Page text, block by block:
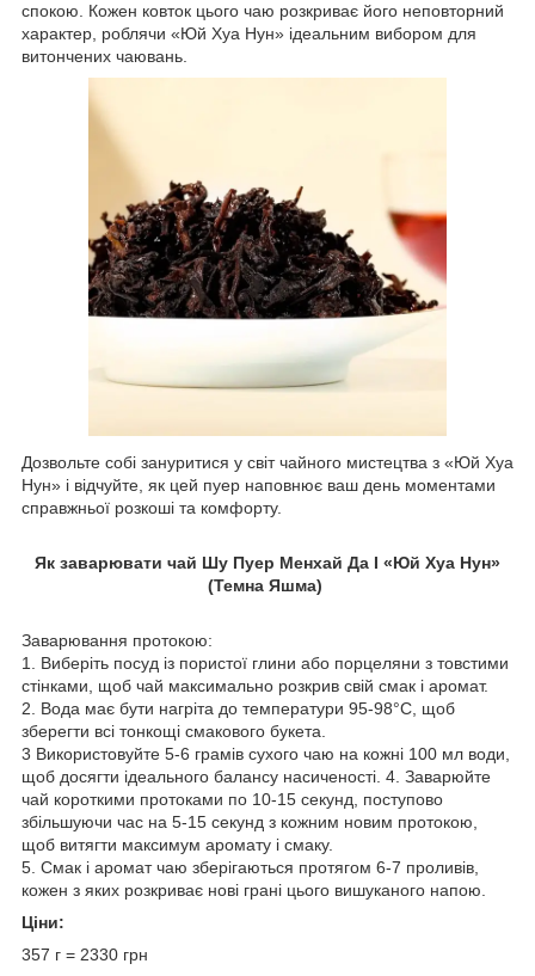
спокою. Кожен ковток цього чаю розкриває його неповторний
характер, роблячи «Юй Хуа Нун» ідеальним вибором для
витончених чаювань.
Дозвольте собі зануритися у світ чайного мистецтва з «Юй Хуа
Нун» і відчуйте, як цей пуер наповнює ваш день моментами
справжньої розкоші та комфорту.
Як заварювати чай Шу Пуер Менхай Да І «Юй Хуа Нун»
(Темна Яшма)
Заварювання протокою:
1. Виберіть посуд із пористої глини або порцеляни з товстими
стінками, щоб чай максимально розкрив свій смак і аромат.
2. Вода має бути нагріта до температури 95-98°C, щоб
зберегти всі тонкощі смакового букета.
3 Використовуйте 5-6 грамів сухого чаю на кожні 100 мл води,
щоб досягти ідеального балансу насиченості. 4. Заварюйте
чай короткими протоками по 10-15 секунд, поступово
збільшуючи час на 5-15 секунд з кожним новим протокою,
щоб витягти максимум аромату і смаку.
5. Смак і аромат чаю зберігаються протягом 6-7 проливів,
кожен з яких розкриває нові грані цього вишуканого напою.
Ціни:
357 г = 2330 грн